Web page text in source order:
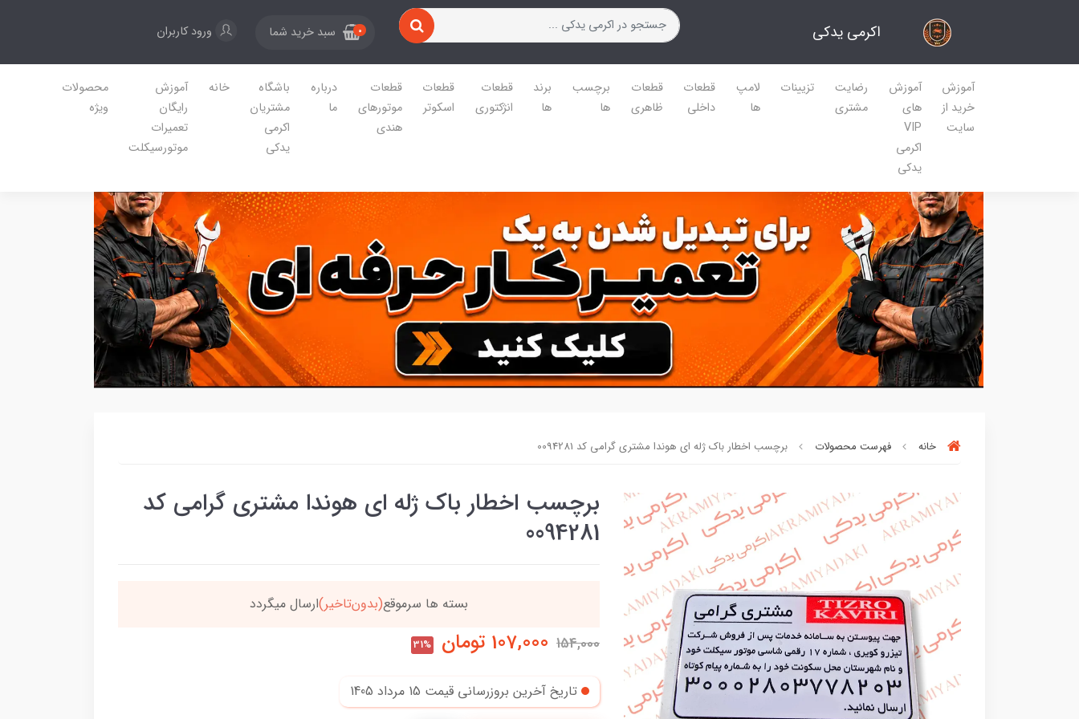
اکرمی یدکی 0 سبد خرید شما ورود کاربران
آموزش
خرید از
سایت
آموزش
های
VIP
اکرمی
یدکی
رضایت
مشتری
تزیینات
لامپ
ها
قطعات
داخلی
قطعات
ظاهری
برچسب
ها
برند
ها
قطعات
انژکتوری
قطعات
اسکوتر
قطعات
موتورهای
هندی
درباره
ما
باشگاه
مشتریان
اکرمی
یدکی
خانه
آموزش
رایگان
تعمیرات
موتورسیکلت
محصولات
ویژه
خانه فهرست محصولات برچسب اخطار باک ژله ای هوندا مشتری گرامی کد 0094281
برچسب اخطار باک ژله ای هوندا مشتری گرامی کد
0094281
بسته ها سرموقع(بدون‌تاخیر)ارسال میگردد خریدتو به5میلیون برسون،ارسالت‌رایگانه
154,000
107,000 تومان 31%
تاریخ آخرین بروزرسانی قیمت 15 مرداد 1405